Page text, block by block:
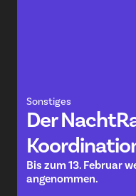
Sonstiges
Der
Bis zum 13. Februar
angenommen.